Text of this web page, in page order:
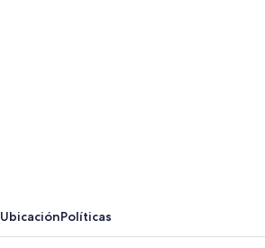
UbicaciónPolíticas